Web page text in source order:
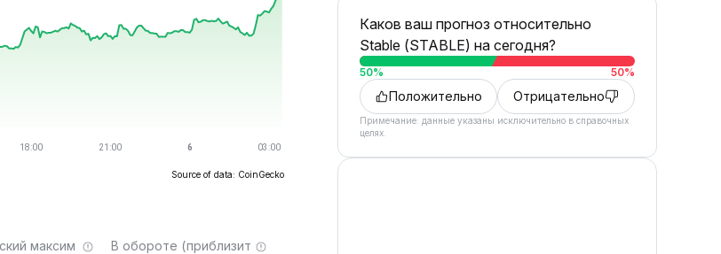
Source of data: CoinGecko
максим
В обороте (приблизит
Каков ваш прогноз относительно ​​
Stable (STABLE) на сегодня?
50% 50%
Положительно Отрицательно
Примечание: данные указаны исключительно в справочных
целях.